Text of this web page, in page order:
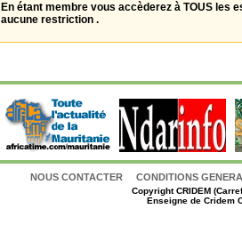
En étant membre vous accèderez à TOUS les
aucune restriction .
NOUS CONTACTER CONDITIONS
CopyrightCRIDEM
Enseigne de Cridem